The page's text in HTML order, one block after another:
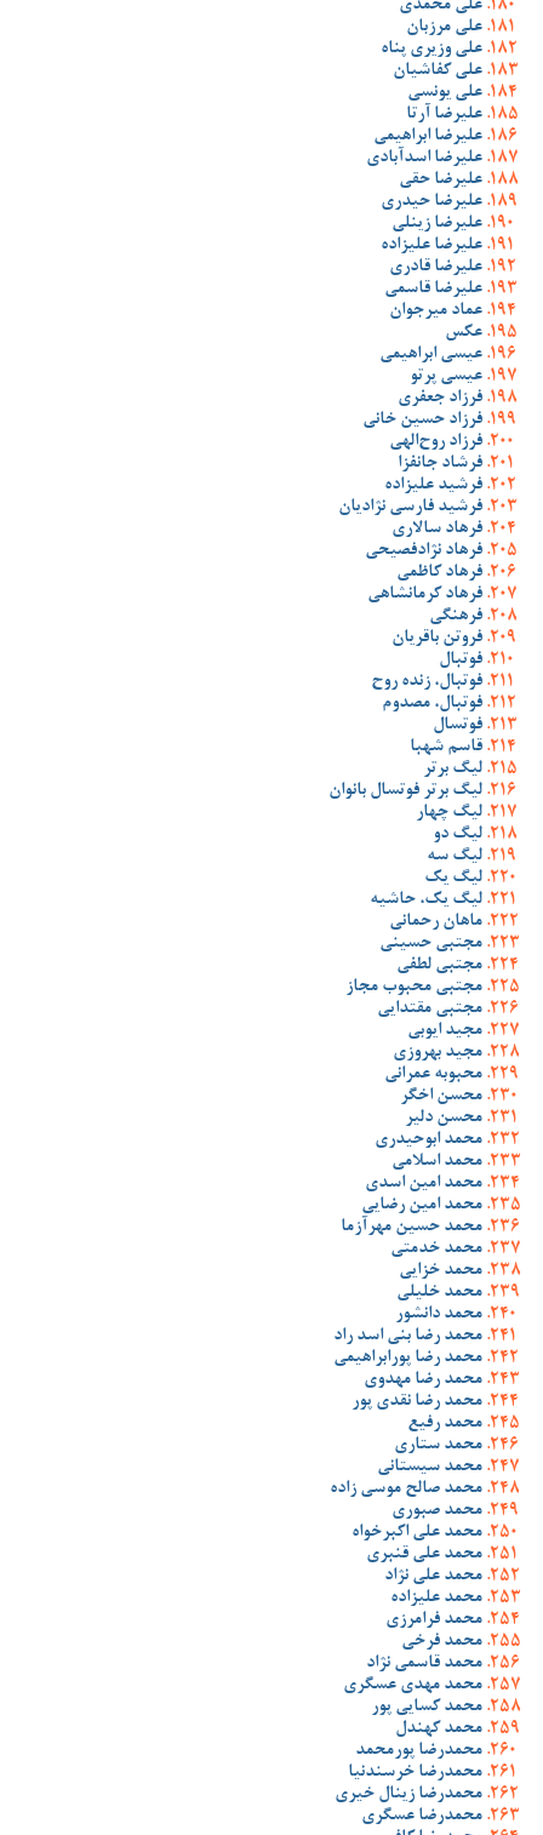
علی محمدی
علی مرزبان
علی وزیری پناه
علی کفاشیان
علی یونسی
علیرضا آرتا
علیرضا ابراهیمی
علیرضا اسدآبادی
علیرضا حقی
علیرضا حیدری
علیرضا زینلی
علیرضا علیزاده
علیرضا قادری
علیرضا قاسمی
عماد میرجوان
عکس
عیسی ابراهیمی
عیسی پرتو
فرزاد جعفری
فرزاد حسین خانی
فرزاد روح‌الهی
فرشاد جانفزا
فرشید علیزاده
فرشید فارسی نژادیان
فرهاد سالاری
فرهاد نژادفصیحی
فرهاد کاظمی
فرهاد کرمانشاهی
فرهنگی
فروتن باقریان
فوتبال
فوتبال، زنده روح
فوتبال، مصدوم
فوتسال
قاسم شهبا
لیگ برتر
لیگ برتر فوتسال بانوان
لیگ چهار
لیگ دو
لیگ سه
لیگ یک
لیگ یک، حاشیه
ماهان رحمانی
مجتبی حسینی
مجتبی لطفی
مجتبی محبوب مجاز
مجتبی مقتدایی
مجید ایوبی
مجید بهروزی
محبوبه عمرانی
محسن اخگر
محسن دلیر
محمد ابوحیدری
محمد اسلامی
محمد امین اسدی
محمد امین رضایی
محمد حسین مهرآزما
محمد خدمتی
محمد خزایی
محمد خلیلی
محمد دانشور
محمد رضا بنی اسد راد
محمد رضا پورابراهیمی
محمد رضا مهدوی
محمد رضا نقدی پور
محمد رفیع
محمد ستاری
محمد سیستانی
محمد صالح موسی زاده
محمد صبوری
محمد علی اکبرخواه
محمد علی قنبری
محمد علی نژاد
محمد علیزاده
محمد فرامرزی
محمد فرخی
محمد قاسمی نژاد
محمد مهدی عسگری
محمد کسایی پور
محمد کهندل
محمدرضا پورمحمد
محمدرضا خرسندنیا
محمدرضا زینال خیری
محمدرضا عسگری